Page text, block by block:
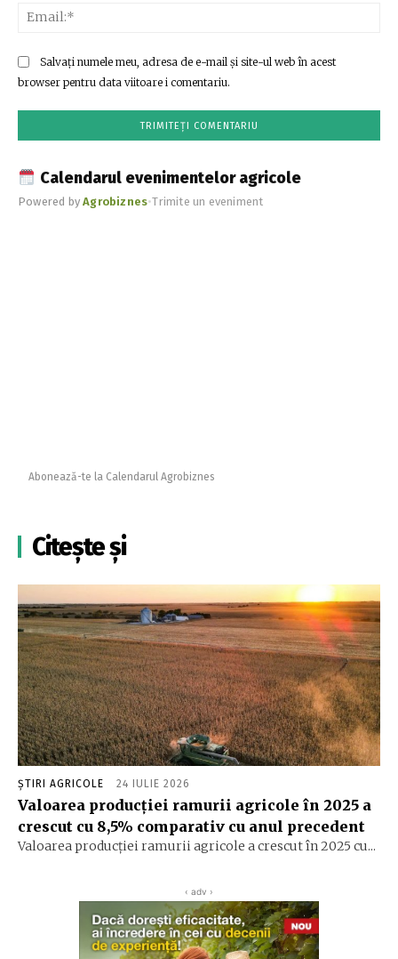
Salvați numele meu, adresa de e-mail și site-ul web în acest
browser pentru data viitoare i comentariu.
Calendarul evenimentelor agricole
Powered byAgrobiznes•Trimite un eveniment
Abonează-te la Calendarul Agrobiznes
Citește și
ȘTIRI AGRICOLE 24 IULIE 2026
Valoarea producţiei ramurii agricole în 2025 a
crescut cu 8,5% comparativ cu anul precedent
Valoarea producţiei ramurii agricole a crescut în 2025 cu...
‹ adv ›